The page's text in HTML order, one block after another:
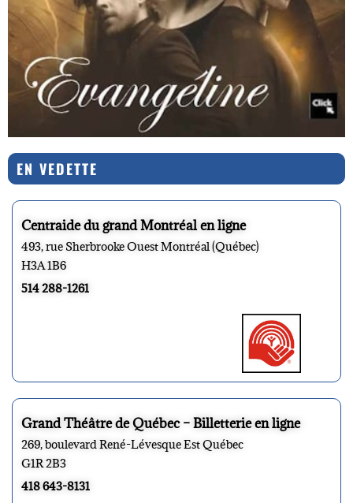
EN VEDETTE
Centraide du grand Montréal en ligne
493, rue Sherbrooke Ouest Montréal (Québec)
H3A 1B6
514 288-1261
Grand Théâtre de Québec – Billetterie en ligne
269, boulevard René-Lévesque Est Québec
G1R 2B3
418 643-8131